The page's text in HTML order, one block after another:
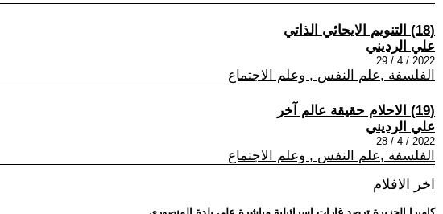
(18) التنويم الايحائي الذاتي
علي الرديني
2022 / 4 / 29
الفلسفة ,علم النفس , وعلم الاجتماع
(19) الاحلام حقيقة عالم آخر
علي الرديني
2022 / 4 / 28
الفلسفة ,علم النفس , وعلم الاجتماع
اخر الافلام